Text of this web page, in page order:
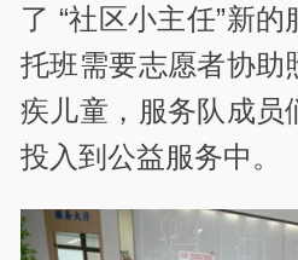
了 “社区小主任”新
托班需要志愿者协助
疾儿童，服务队成员
投入到公益服务中。